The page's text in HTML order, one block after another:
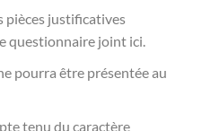
pièces justificatives
questionnaire joint ici.
pourra être présentée au
tenu du caractère